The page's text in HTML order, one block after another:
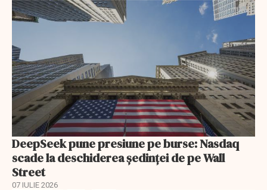
DeepSeek pune presiune pe burse: Nasdaq
scade la deschiderea ședinței de pe Wall
Street
07 IULIE 2026